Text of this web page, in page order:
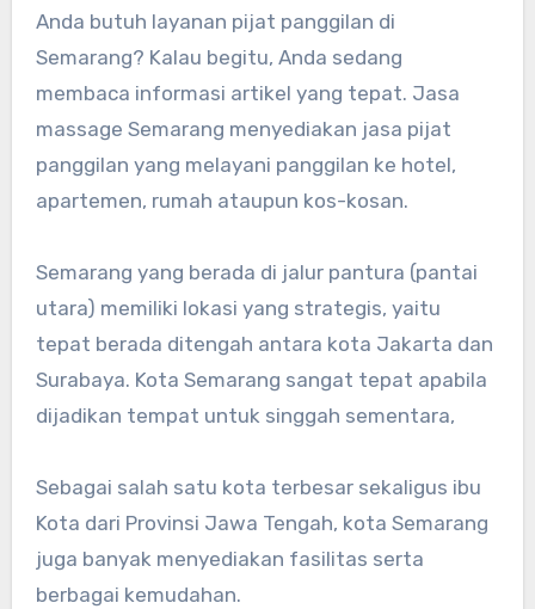
Anda butuh layanan pijat panggilan di
Semarang? Kalau begitu, Anda sedang
membaca informasi artikel yang tepat. Jasa
massage Semarang menyediakan jasa pijat
panggilan yang melayani panggilan ke hotel,
apartemen, rumah ataupun kos-kosan.
Semarang yang berada di jalur pantura (pantai
utara) memiliki lokasi yang strategis, yaitu
tepat berada ditengah antara kota Jakarta dan
Surabaya. Kota Semarang sangat tepat apabila
dijadikan tempat untuk singgah sementara,
Sebagai salah satu kota terbesar sekaligus ibu
Kota dari Provinsi Jawa Tengah, kota Semarang
juga banyak menyediakan fasilitas serta
berbagai kemudahan.